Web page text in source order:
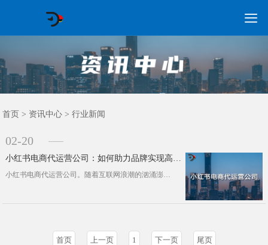

首页
GEO常见问题
GEO优化
海外GEO
网络营销
企业培训
软件开发
政策申报
资讯中心
关于我们
首页 > 资讯中心 >行业新闻
02-20
小红书电商代运营公司：如何助力品牌实现高效转化
小红书电商代运营公司。随着互联网浪潮的汹涌澎湃，社交媒体平台已成为品牌营销不可或缺的前沿阵地。小红书，这一国内首屈一指的生活方···
首页 上一页 1 下一页 尾页